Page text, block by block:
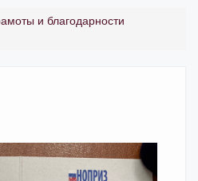
и благодарности